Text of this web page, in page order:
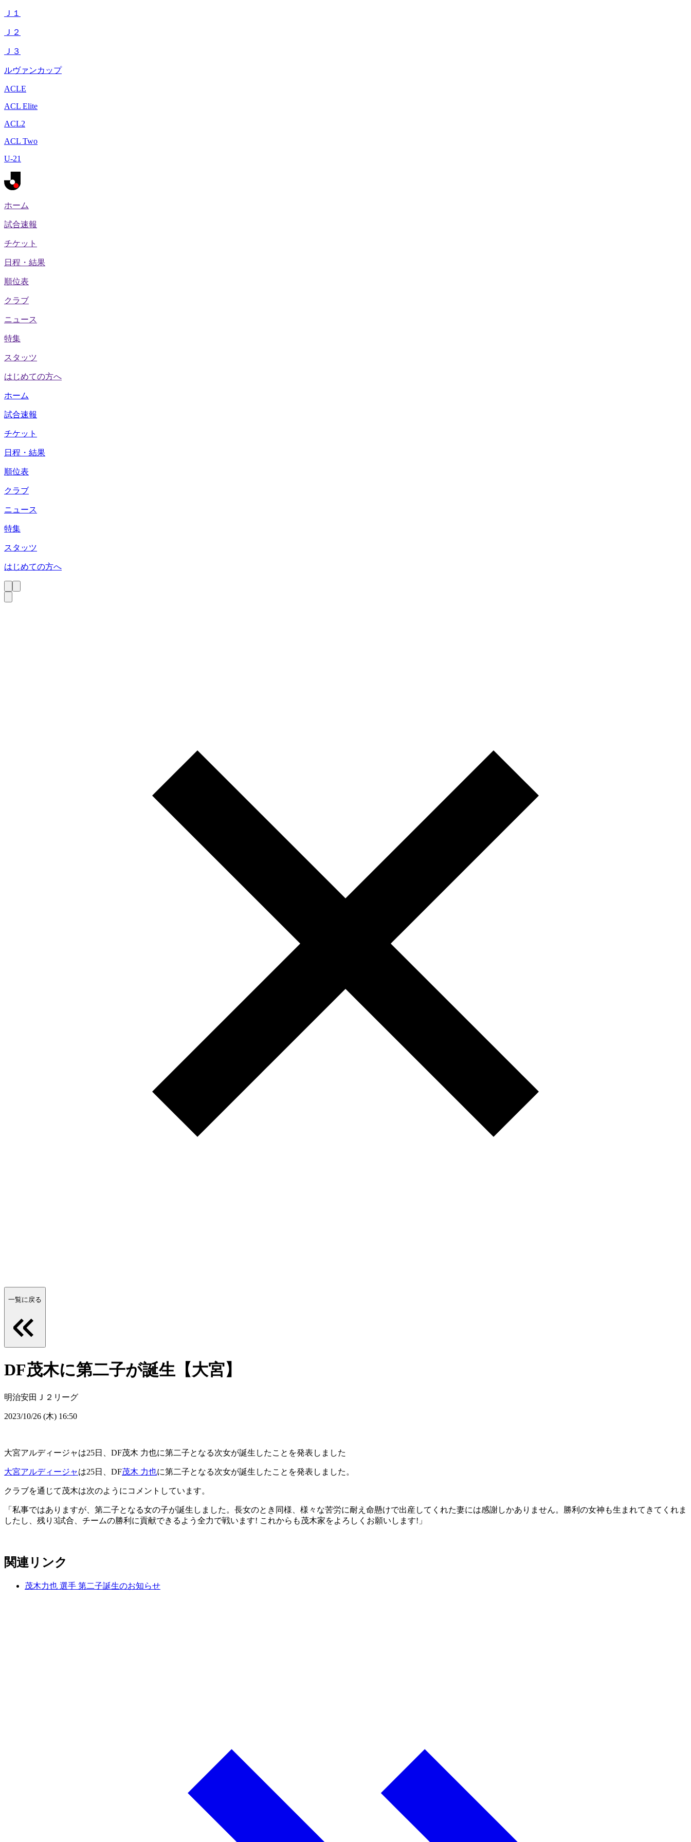
Ｊ１
Ｊ２
Ｊ３
ルヴァンカップ
ACLE
ACL Elite
ACL2
ACL Two
U-21
ホーム
試合速報
チケット
日程・結果
順位表
クラブ
ニュース
特集
スタッツ
はじめての方へ
ホーム
試合速報
チケット
日程・結果
順位表
クラブ
ニュース
特集
スタッツ
はじめての方へ
一覧に戻る
DF茂木に第二子が誕生【大宮】
明治安田Ｊ２リーグ
2023/10/26 (木) 16:50
大宮アルディージャは25日、DF茂木 力也に第二子となる次女が誕生したことを発表しました
大宮アルディージャは25日、DF茂木 力也に第二子となる次女が誕生したことを発表しました。
クラブを通じて茂木は次のようにコメントしています。
「私事ではありますが、第二子となる女の子が誕生しました。長女のとき同様、様々な苦労に耐え命懸けで出産してくれた妻には感謝しかありません。勝利の女神も生まれてきてくれま
したし、残り3試合、チームの勝利に貢献できるよう全力で戦います! これからも茂木家をよろしくお願いします!」
関連リンク
茂木力也 選手 第二子誕生のお知らせ